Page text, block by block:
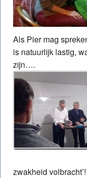
Als Pier mag
is natuurlijk lastig,
zijn….
zwakheid volbracht’!